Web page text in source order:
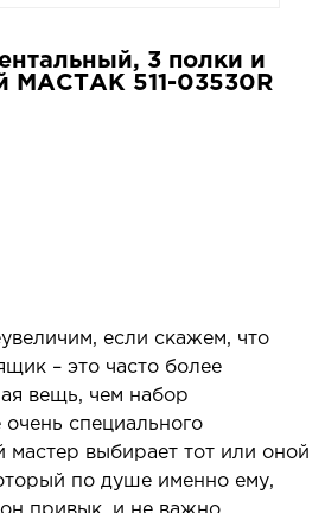
3 полки и
МАСТАК 511-03530R
если скажем, что
– это часто более
вещь, чем набор
специального
мастер выбирает тот или оной
по душе именно ему,